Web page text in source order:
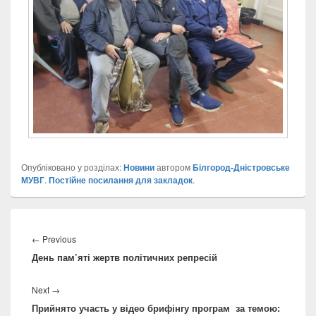
Опубліковано у розділах:НовиниавторомБілгород-Дністровське
МУВГ. Постійне посилання для закладок.
записів
← PreviousPrevious
post:
День пам’яті жертв політичних репресій
Next →
post:
Прийнято участь у відео брифінгу програм за темою: